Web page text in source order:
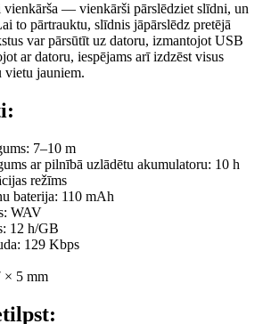
vienkārša — vienkārši pārslēdziet slīdni, un
to pārtrauktu, slīdnis jāpārslēdz pretējā
var pārsūtīt uz datoru, izmantojot USB
ar datoru, iespējams arī izdzēst visus
vietu jauniem.
7–10 m
ar pilnībā uzlādētu akumulatoru: 10 h
režīms
baterija: 110 mAh
WAV
12 h/GB
129 Kbps
× 5 mm